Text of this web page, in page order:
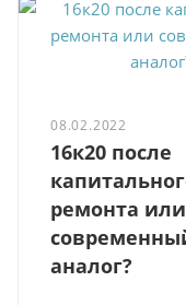
08.02.2022
16к20 после
ремонта или
аналог?